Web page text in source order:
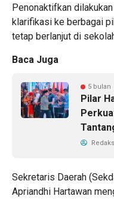
Penonaktifkan
klarifikasi ke berbagai
tetap berlanjut di
Baca Juga
5 bulan
Pilar
Sekretaris Daerah
Apriandhi Hartawan